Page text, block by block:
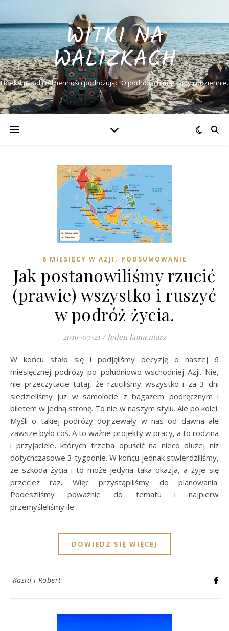
WITKI NA
WALIZKACH
Uciekamy od codzienności podróżując. O podróżach marzymy codziennie.
6 MIESIĘCY W AZJI , PODSUMOWANIE
Jak postanowiliśmy rzucić
(prawie) wszystko i ruszyć
w podróż życia.
2019-03-21 / Jeden komentarz
W końcu stało się i podjęliśmy decyzję o naszej 6
miesięcznej podróży po południowo-wschodniej Azji. Nie,
nie przeczytacie tutaj, że rzuciliśmy wszystko i za 3 dni
siedzieliśmy już w samolocie z bagażem podręcznym i
biletem w jedną stronę. To nie w naszym stylu. Ale po kolei.
Myśli o takiej podróży dojrzewały w nas od dawna ale
zawsze było coś. A to ważne projekty w pracy, a to rodzina
i przyjaciele, których trzeba opuścić na nieco dłużej niż
dotychczasowe 3 tygodnie. W końcu jednak stwierdziliśmy,
że szkoda życia i to może jedyna taka okazja, a żyje się
przecież raz. Więc przystąpiliśmy do planowania.
Podeszliśmy poważnie do tematu i najpierw
przemyśleliśmy ile…
DOWIEDZ SIĘ WIĘCEJ
Kasia i Robert